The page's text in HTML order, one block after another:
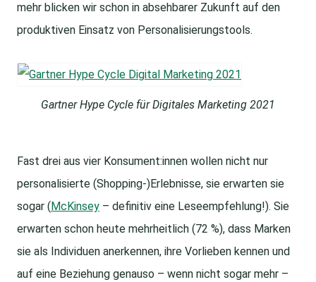
mehr blicken wir schon in absehbarer Zukunft auf den
produktiven Einsatz von Personalisierungstools.
Gartner Hype Cycle für Digitales Marketing 2021
Fast drei aus vier Konsument:innen wollen nicht nur
personalisierte (Shopping-)Erlebnisse, sie erwarten sie
sogar ( McKinsey – definitiv eine Leseempfehlung!). Sie
erwarten schon heute mehrheitlich (72 %), dass Marken
sie als Individuen anerkennen, ihre Vorlieben kennen und
auf eine Beziehung genauso – wenn nicht sogar mehr –